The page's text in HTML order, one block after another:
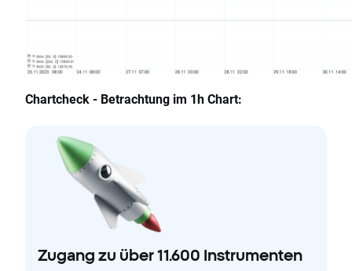
Chartcheck - Betrachtung im 1h Chart:
Zugang zu über 11.600 Instrumenten